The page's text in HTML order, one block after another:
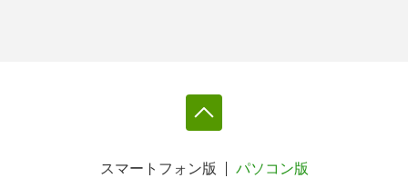
スマートフォン版 パソコン版